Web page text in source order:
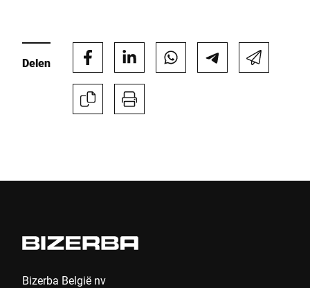
Delen
Bizerba België nv